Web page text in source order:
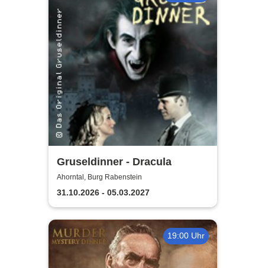
Gruseldinner - Dracula
Ahorntal, Burg Rabenstein
31.10.2026 - 05.03.2027
19:00 Uhr